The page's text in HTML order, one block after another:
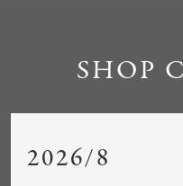
SHOP
2026/8